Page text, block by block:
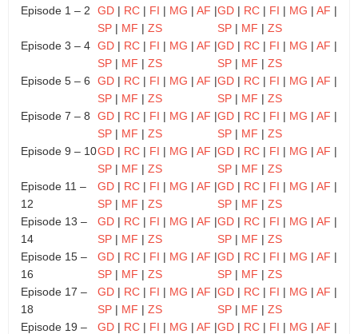
Episode 1 – 2
GD | RC | FI | MG | AF |
SP | MF | ZS
GD | RC | FI | MG | AF |
SP | MF | ZS
Episode 3 – 4 GD | RC | FI | MG | AF |
SP | MF | ZS
GD | RC | FI | MG | AF |
SP | MF | ZS
Episode 5 – 6
GD | RC | FI | MG | AF |
SP | MF | ZS
GD | RC | FI | MG | AF |
SP | MF | ZS
Episode 7 – 8
GD | RC | FI | MG | AF |
SP | MF | ZS
GD | RC | FI | MG | AF |
SP | MF | ZS
Episode 9 – 10GD | RC | FI | MG | AF |
SP | MF | ZS
GD | RC | FI | MG | AF |
SP | MF | ZS
Episode 11 –
12
GD | RC | FI | MG | AF |
SP | MF | ZS
GD | RC | FI | MG | AF |
SP | MF | ZS
Episode 13 –
14
GD | RC | FI | MG | AF |
SP | MF | ZS
GD | RC | FI | MG | AF |
SP | MF | ZS
Episode 15 –
16
GD | RC | FI | MG | AF |
SP | MF | ZS
GD | RC | FI | MG | AF |
SP | MF | ZS
Episode 17 –
18
GD | RC | FI | MG | AF |
SP | MF | ZS
GD | RC | FI | MG | AF |
SP | MF | ZS
Episode 19 –
GD | RC | FI | MG | AF |GD | RC | FI | MG | AF |